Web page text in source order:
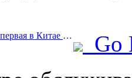
Prev:В Шанхае запущена первая в Китае система самостоятельного потребления культурных и туристических услуг для иностранных туристов
Go